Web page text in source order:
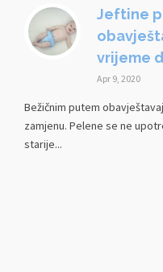
Jeftine
vrijeme
Apr 9, 2020
Bežičnim putem
zamjenu. Pelene se ne
starije...